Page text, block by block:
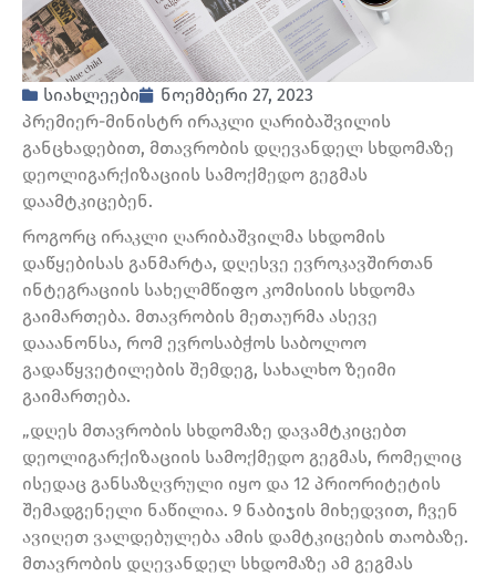
სიახლეები
ნოემბერი 27, 2023
პრემიერ-მინისტრ ირაკლი ღარიბაშვილის
განცხადებით, მთავრობის დღევანდელ სხდომაზე
დეოლიგარქიზაციის სამოქმედო გეგმას
დაამტკიცებენ.
როგორც ირაკლი ღარიბაშვილმა სხდომის
დაწყებისას განმარტა, დღესვე ევროკავშირთან
ინტეგრაციის სახელმწიფო კომისიის სხდომა
გაიმართება. მთავრობის მეთაურმა ასევე
დააანონსა, რომ ევროსაბჭოს საბოლოო
გადაწყვეტილების შემდეგ, სახალხო ზეიმი
გაიმართება.
„დღეს მთავრობის სხდომაზე დავამტკიცებთ
დეოლიგარქიზაციის სამოქმედო გეგმას, რომელიც
ისედაც განსაზღვრული იყო და 12 პრიორიტეტის
შემადგენელი ნაწილია. 9 ნაბიჯის მიხედვით, ჩვენ
ავიღეთ ვალდებულება ამის დამტკიცების თაობაზე.
მთავრობის დღევანდელ სხდომაზე ამ გეგმას